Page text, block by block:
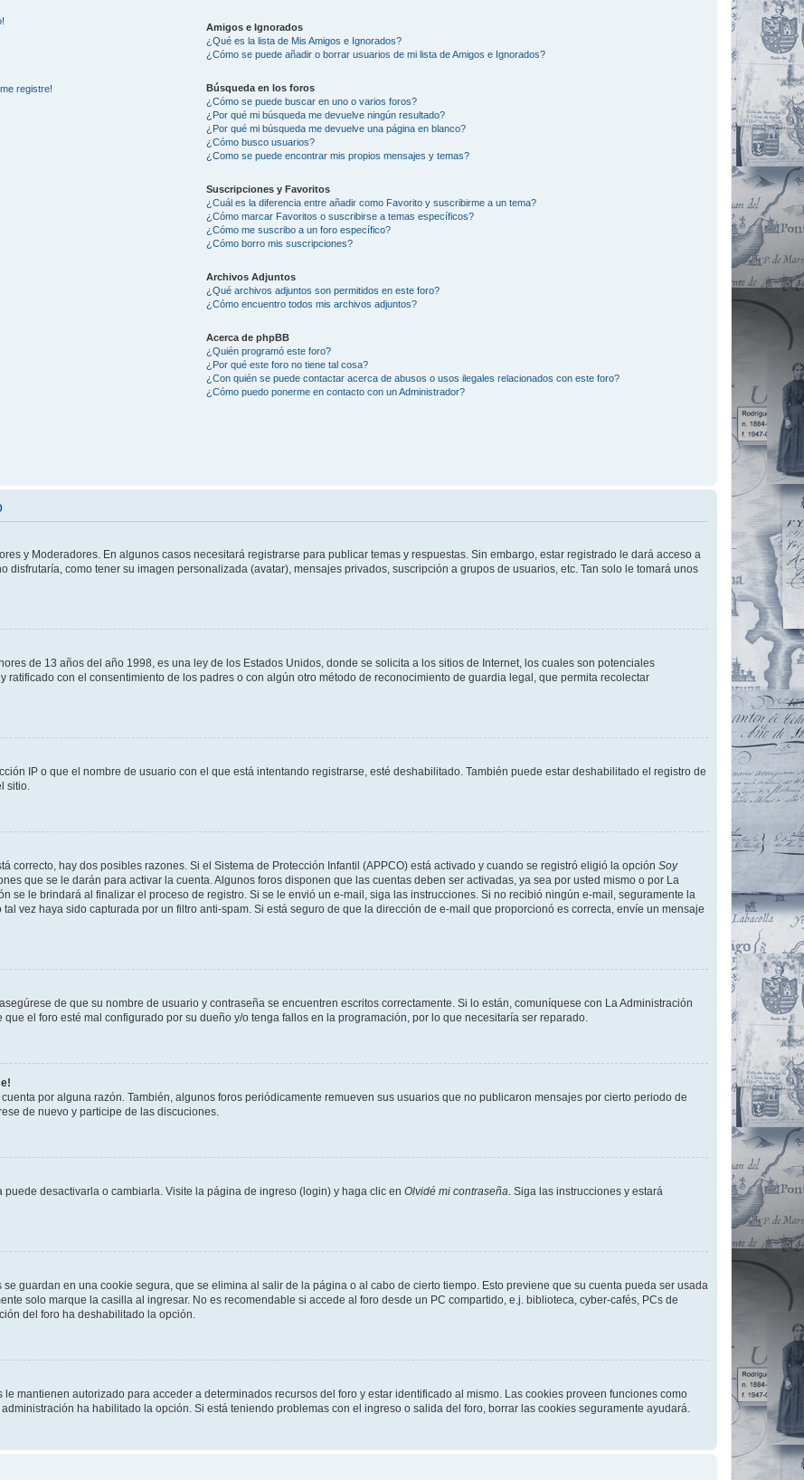
registre!
Amigos e Ignorados
¿Qué es la lista de Mis Amigos e Ignorados?
¿Cómo se puede añadir o borrar usuarios de mi lista de Amigos e Ignorados?
Búsqueda en los foros
¿Cómo se puede buscar en uno o varios foros?
¿Por qué mi búsqueda me devuelve ningún resultado?
¿Por qué mi búsqueda me devuelve una página en blanco?
¿Cómo busco usuarios?
¿Como se puede encontrar mis propios mensajes y temas?
Suscripciones y Favoritos
¿Cuál es la diferencia entre añadir como Favorito y suscribirme a un tema?
¿Cómo marcar Favoritos o suscribirse a temas específicos?
¿Cómo me suscribo a un foro específico?
¿Cómo borro mis suscripciones?
Archivos Adjuntos
¿Qué archivos adjuntos son permitidos en este foro?
¿Cómo encuentro todos mis archivos adjuntos?
Acerca de phpBB
¿Quién programó este foro?
¿Por qué este foro no tiene tal cosa?
¿Con quién se puede contactar acerca de abusos o usos ilegales relacionados con este foro?
¿Cómo puedo ponerme en contacto con un Administrador?
y Moderadores. En algunos casos necesitará registrarse para publicar temas y respuestas. Sin embargo, estar registrado le dará acceso a
como tener su imagen personalizada (avatar), mensajes privados, suscripción a grupos de usuarios, etc. Tan solo le tomará unos
de 13 años del año 1998, es una ley de los Estados Unidos, donde se solicita a los sitios de Internet, los cuales son potenciales
ratificado con el consentimiento de los padres o con algún otro método de reconocimiento de guardia legal, que permita recolectar
IP o que el nombre de usuario con el que está intentando registrarse, esté deshabilitado. También puede estar deshabilitado el registro de
sitio.
correcto, hay dos posibles razones. Si el Sistema de Protección Infantil (APPCO) está activado y cuando se registró eligió la opción Soy
que se le darán para activar la cuenta. Algunos foros disponen que las cuentas deben ser activadas, ya sea por usted mismo o por La
se le brindará al finalizar el proceso de registro. Si se le envió un e-mail, siga las instrucciones. Si no recibió ningún e-mail, seguramente la
vez haya sido capturada por un filtro anti-spam. Si está seguro de que la dirección de e-mail que proporcionó es correcta, envíe un mensaje
de que su nombre de usuario y contraseña se encuentren escritos correctamente. Si lo están, comuníquese con La Administración
el foro esté mal configurado por su dueño y/o tenga fallos en la programación, por lo que necesitaría ser reparado.
por alguna razón. También, algunos foros periódicamente remueven sus usuarios que no publicaron mensajes por cierto periodo de
de nuevo y participe de las discuciones.
desactivarla o cambiarla. Visite la página de ingreso (login) y haga clic en Olvidé mi contraseña. Siga las instrucciones y estará
guardan en una cookie segura, que se elimina al salir de la página o al cabo de cierto tiempo. Esto previene que su cuenta pueda ser usada
solo marque la casilla al ingresar. No es recomendable si accede al foro desde un PC compartido, e.j. biblioteca, cyber-cafés, PCs de
del foro ha deshabilitado la opción.
mantienen autorizado para acceder a determinados recursos del foro y estar identificado al mismo. Las cookies proveen funciones como
ha habilitado la opción. Si está teniendo problemas con el ingreso o salida del foro, borrar las cookies seguramente ayudará.